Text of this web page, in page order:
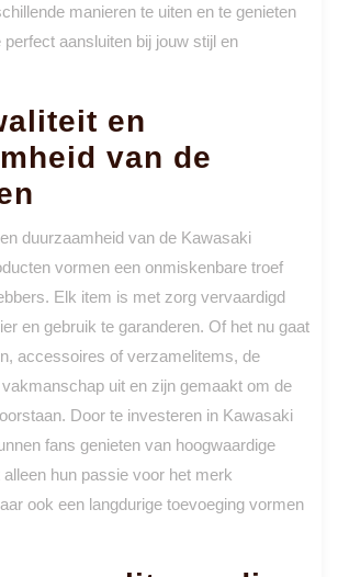
manieren te uiten en te genieten
aansluiten bij jouw stijl en
en
van de
duurzaamheid van de Kawasaki
vormen een onmiskenbare troef
Elk item is met zorg vervaardigd
en gebruik te garanderen. Of het nu gaat
accessoires of verzamelitems, de
uit en zijn gemaakt om de
Door te investeren in Kawasaki
fans genieten van hoogwaardige
hun passie voor het merk
ook een langdurige toevoeging vormen